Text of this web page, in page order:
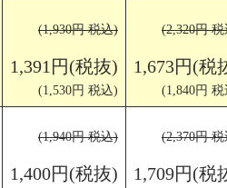
(1,930円 税込)
1,391円(税抜)
(1,530円 税込)
(2,320円
1,673円(税
(1,840円
(1,940円 税込)
1,400円(税抜)
(2,370円
1,709円(税